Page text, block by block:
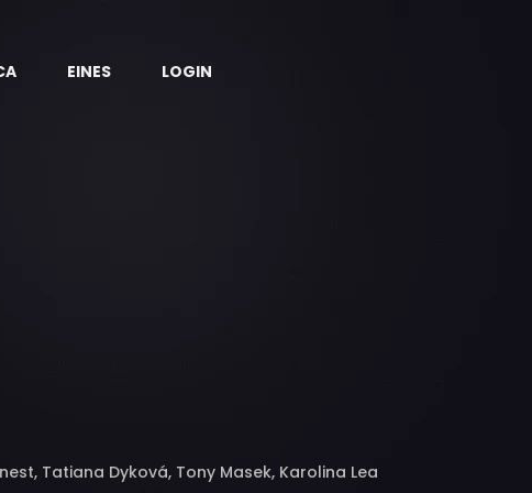
EINES LOGIN
Tatiana Dyková, Tony Masek, Karolina Lea